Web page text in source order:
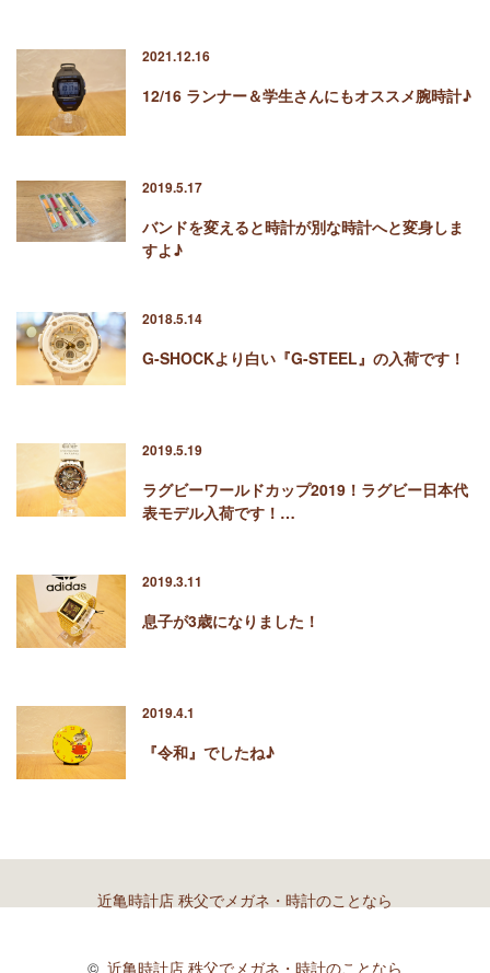
2021.12.16
12/16 ランナー＆学生さんにもオススメ腕時計♪
2019.5.17
バンドを変えると時計が別な時計へと変身しま
すよ♪
2018.5.14
G-SHOCKより白い『G-STEEL』の入荷です！
2019.5.19
ラグビーワールドカップ2019！ラグビー日本代
表モデル入荷です！…
2019.3.11
息子が3歳になりました！
2019.4.1
『令和』でしたね♪
近亀時計店 秩父でメガネ・時計のことなら
© 近亀時計店 秩父でメガネ・時計のことなら